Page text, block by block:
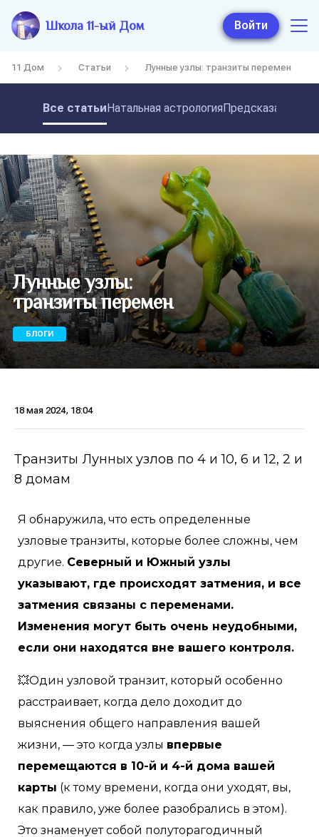
Школа 11-ый Дом Войти
11 Дом Статьи Лунные узлы: транзиты перемен
Все статьиНатальная астрология
Лунные узлы:
транзиты перемен
БЛОГИ
18 мая 2024, 18:04
Транзиты Лунных узлов по 4 и 10, 6 и 12, 2 и
8 домам
Я обнаружила, что есть определенные
узловые транзиты, которые более сложны, чем
другие. Северный и Южный узлы
указывают, где происходят затмения, и все
затмения связаны с переменами.
Изменения могут быть очень неудобными,
если они находятся вне вашего контроля.
💥Один узловой транзит, который особенно
расстраивает, когда дело доходит до
выяснения общего направления вашей
жизни, — это когда узлы впервые
перемещаются в 10-й и 4-й дома вашей
карты (к тому времени, когда они уходят, вы,
как правило, уже более разобрались в этом).
Это знаменует собой полуторагодичный